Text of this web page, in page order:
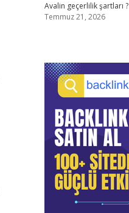
Avalin geçerlilik şartları ?
Temmuz 21, 2026